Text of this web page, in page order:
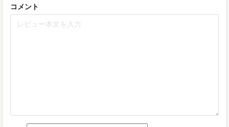
コメント